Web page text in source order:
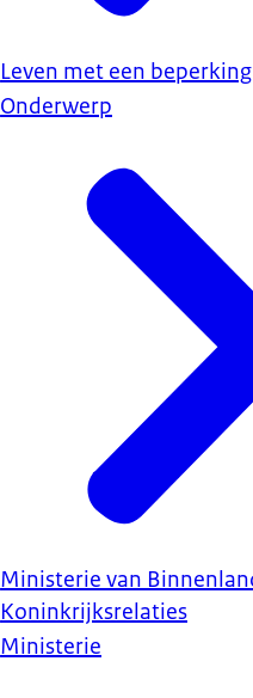
Leven met een beperking
Onderwerp
Ministerie van
Koninkrijksrelaties
Ministerie